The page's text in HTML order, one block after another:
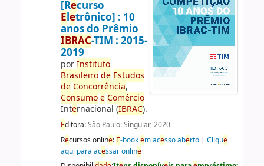
[Recurso
Eletrônico] : 10
anos do Prêmio
IBRAC-TIM : 2015-
2019
porInstituto
Brasileiro de Estudos
de Concorrência,
Consumo e Comércio
Internacional (IBRAC).
Editora:São Paulo: Singular, 2020
Recursos online: E-bookem acesso aberto| Clique
aqui para acessar online